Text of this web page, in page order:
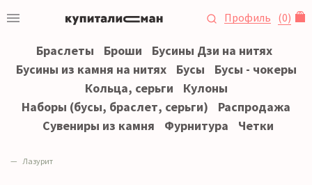
Профиль (0)
Браслеты Броши
Бусины Дзи на нитях
Бусины из камня на нитях
Бусы
Бусы - чокеры
Кольца, серьги
Кулоны
Наборы (бусы, браслет, серьги)
Распродажа
Сувениры из камня
Фурнитура Четки
Лазурит